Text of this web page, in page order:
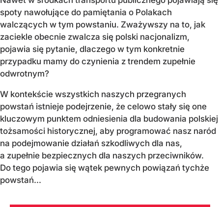
spoty nawołujące do pamiętania o Polakach
walczących w tym powstaniu. Zważywszy na to, jak
zaciekle obecnie zwalcza się polski nacjonalizm,
pojawia się pytanie, dlaczego w tym konkretnie
przypadku mamy do czynienia z trendem zupełnie
odwrotnym?
W kontekście wszystkich naszych przegranych
powstań istnieje podejrzenie, że celowo stały się one
kluczowym punktem odniesienia dla budowania polskiej
tożsamości historycznej, aby programować nasz naród
na podejmowanie działań szkodliwych dla nas,
a zupełnie bezpiecznych dla naszych przeciwników.
Do tego pojawia się wątek pewnych powiązań tychże
powstań...